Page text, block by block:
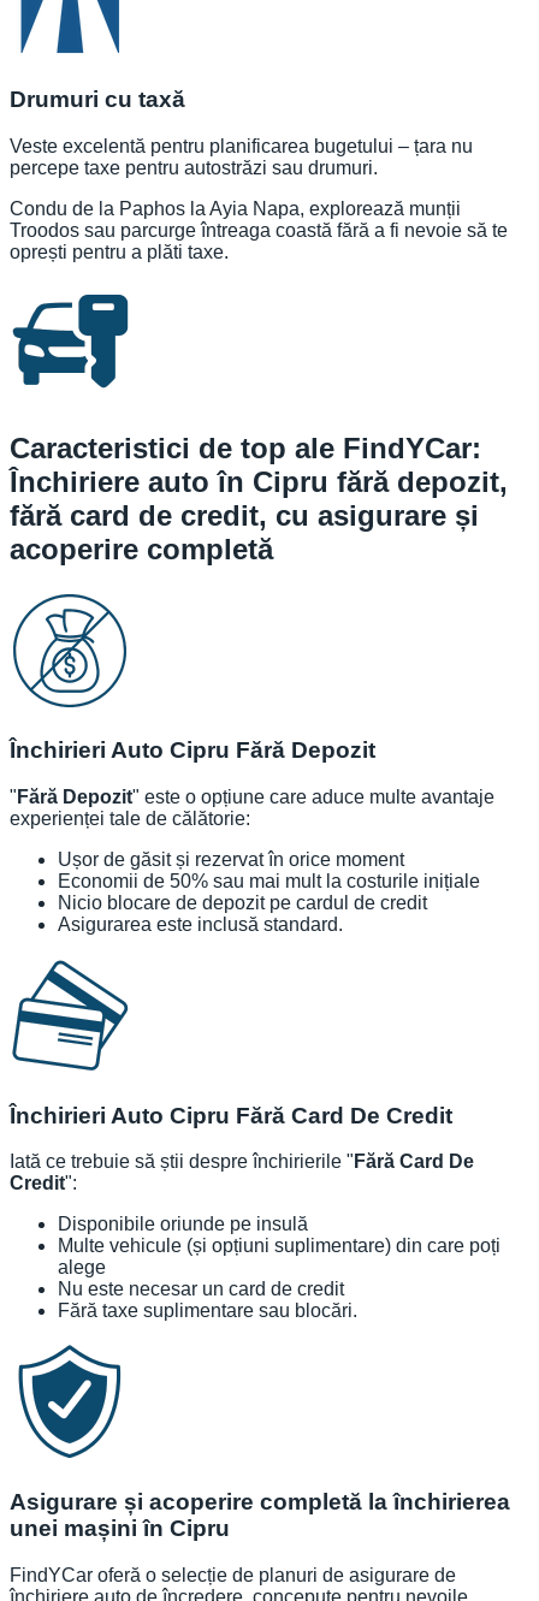
Drumuri cu taxă
Veste excelentă pentru planificarea bugetului – țara nu
percepe taxe pentru autostrăzi sau drumuri.
Condu de la Paphos la Ayia Napa, explorează munții
Troodos sau parcurge întreaga coastă fără a fi nevoie să te
oprești pentru a plăti taxe.
Caracteristici de top ale FindYCar:
Închiriere auto în Cipru fără depozit,
fără card de credit, cu asigurare și
acoperire completă
Închirieri Auto Cipru Fără Depozit
" Fără Depozit" este o opțiune care aduce multe avantaje
experienței tale de călătorie:
Ușor de găsit și rezervat în orice moment
Economii de 50% sau mai mult la costurile inițiale
Nicio blocare de depozit pe cardul de credit
Asigurarea este inclusă standard.
Închirieri Auto Cipru Fără Card De Credit
Iată ce trebuie să știi despre închirierile " Fără Card De
Credit":
Disponibile oriunde pe insulă
Multe vehicule (și opțiuni suplimentare) din care poți
alege
Nu este necesar un card de credit
Fără taxe suplimentare sau blocări.
Asigurare și acoperire completă la închirierea
unei mașini în Cipru
FindYCar oferă o selecție de planuri de asigurare de
închiriere auto de încredere, concepute pentru nevoile